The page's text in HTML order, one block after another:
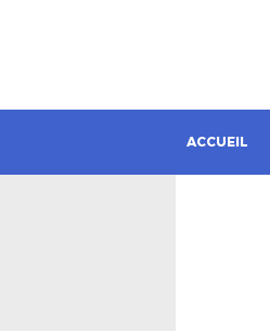
ACCUEIL